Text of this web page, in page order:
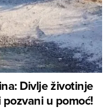
Divlje životinje
u pomoć!